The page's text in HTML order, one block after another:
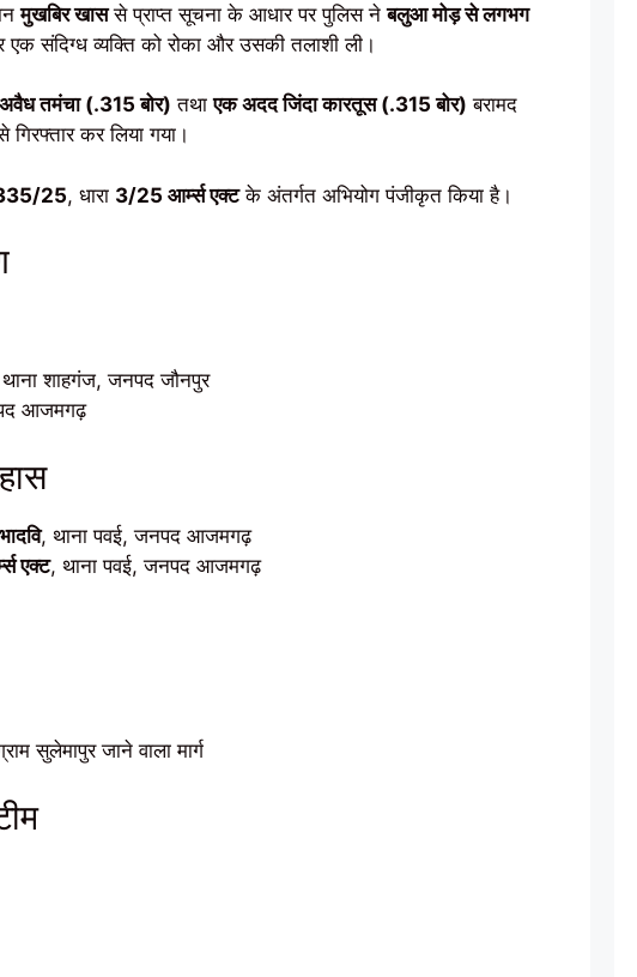
मुखबिर खाससे प्राप्त सूचना के आधार पर पुलिस नेबलुआ मोड़ से लगभग
एक संदिग्ध व्यक्ति को रोका और उसकी तलाशी ली।
तमंचा (.315 बोर) तथाएक अदद जिंदा कारतूस (.315 बोर) बरामद
कर लिया गया।
25, धारा 3/25 आर्म्स एक्टके अंतर्गत अभियोग पंजीकृत किया है।
शाहगंज, जनपद जौनपुर
आजमगढ़
, थाना पवई, जनपद आजमगढ़
एक्ट, थाना पवई, जनपद आजमगढ़
सुलेमापुर जाने वाला मार्ग